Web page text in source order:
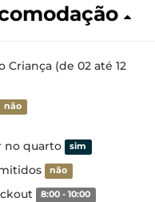
Criança (de 02 até 12
não
no quarto sim
não
8:00 - 10:00